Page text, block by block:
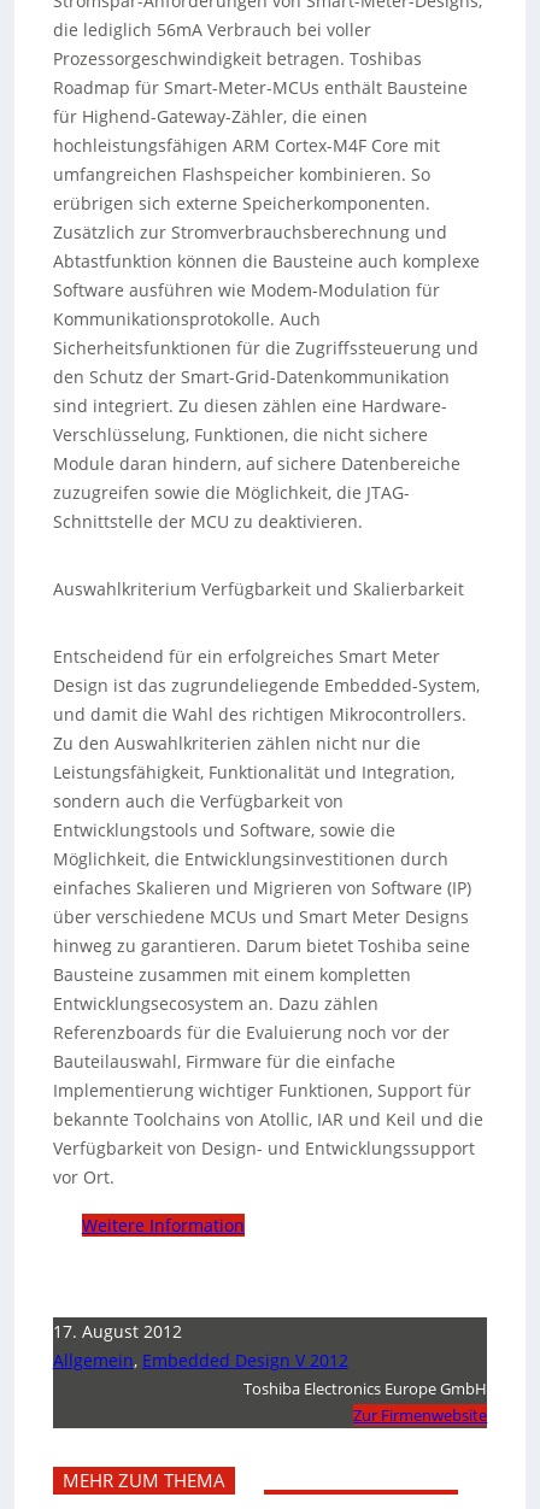
die lediglich 56mA Verbrauch bei voller
Prozessorgeschwindigkeit betragen. Toshibas
Roadmap für Smart-Meter-MCUs enthält Bausteine
für Highend-Gateway-Zähler, die einen
hochleistungsfähigen ARM Cortex-M4F Core mit
umfangreichen Flashspeicher kombinieren. So
erübrigen sich externe Speicherkomponenten.
Zusätzlich zur Stromverbrauchsberechnung und
Abtastfunktion können die Bausteine auch komplexe
Software ausführen wie Modem-Modulation für
Kommunikationsprotokolle. Auch
Sicherheitsfunktionen für die Zugriffssteuerung und
den Schutz der Smart-Grid-Datenkommunikation
sind integriert. Zu diesen zählen eine Hardware-
Verschlüsselung, Funktionen, die nicht sichere
Module daran hindern, auf sichere Datenbereiche
zuzugreifen sowie die Möglichkeit, die JTAG-
Schnittstelle der MCU zu deaktivieren.
Auswahlkriterium Verfügbarkeit und Skalierbarkeit
Entscheidend für ein erfolgreiches Smart Meter
Design ist das zugrundeliegende Embedded-System,
und damit die Wahl des richtigen Mikrocontrollers.
Zu den Auswahlkriterien zählen nicht nur die
Leistungsfähigkeit, Funktionalität und Integration,
sondern auch die Verfügbarkeit von
Entwicklungstools und Software, sowie die
Möglichkeit, die Entwicklungsinvestitionen durch
einfaches Skalieren und Migrieren von Software (IP)
über verschiedene MCUs und Smart Meter Designs
hinweg zu garantieren. Darum bietet Toshiba seine
Bausteine zusammen mit einem kompletten
Entwicklungsecosystem an. Dazu zählen
Referenzboards für die Evaluierung noch vor der
Bauteilauswahl, Firmware für die einfache
Implementierung wichtiger Funktionen, Support für
bekannte Toolchains von Atollic, IAR und Keil und die
Verfügbarkeit von Design- und Entwicklungssupport
vor Ort.
Weitere Information
17. August 2012
Allgemein, Embedded Design V 2012
Toshiba Electronics Europe GmbH
Zur Firmenwebsite
MEHR ZUM THEMA